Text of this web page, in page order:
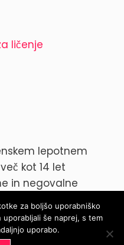
ličenje
lepotnem
kot 14 let
in negovalne
za boljšo uporabniško
še naprej, s tem
uporabo.